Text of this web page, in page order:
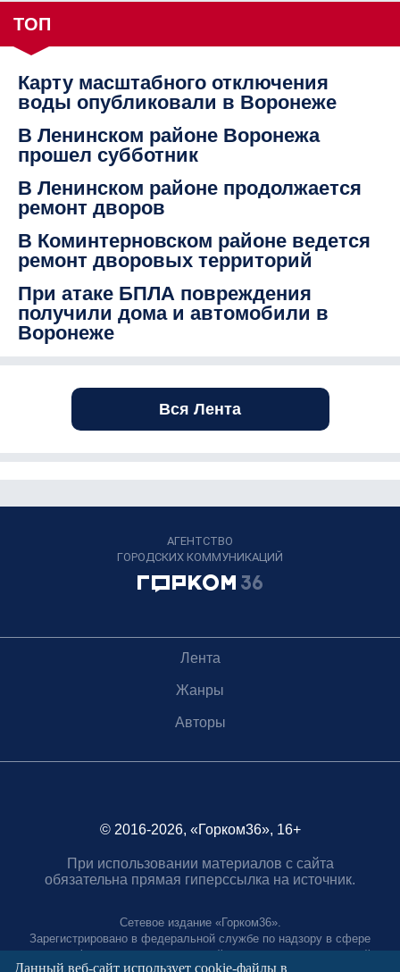
ТОП
Карту масштабного отключения
воды опубликовали в Воронеже
В Ленинском районе Воронежа
прошел субботник
В Ленинском районе продолжается
ремонт дворов
В Коминтерновском районе ведется
ремонт дворовых территорий
При атаке БПЛА повреждения
получили дома и автомобили в
Воронеже
Вся Лента
АГЕНТСТВО
ГОРОДСКИХ КОММУНИКАЦИЙ
Лента
Жанры
Авторы
© 2016-2026, «Горком36», 16+
При использовании материалов с сайта
обязательна прямая гиперссылка на источник.
Сетевое издание «Горком36».
Зарегистрировано в федеральной службе по надзору в сфере
связи, информационных технологий и массовых коммуникаций.
Данный веб-сайт использует cookie-файлы в